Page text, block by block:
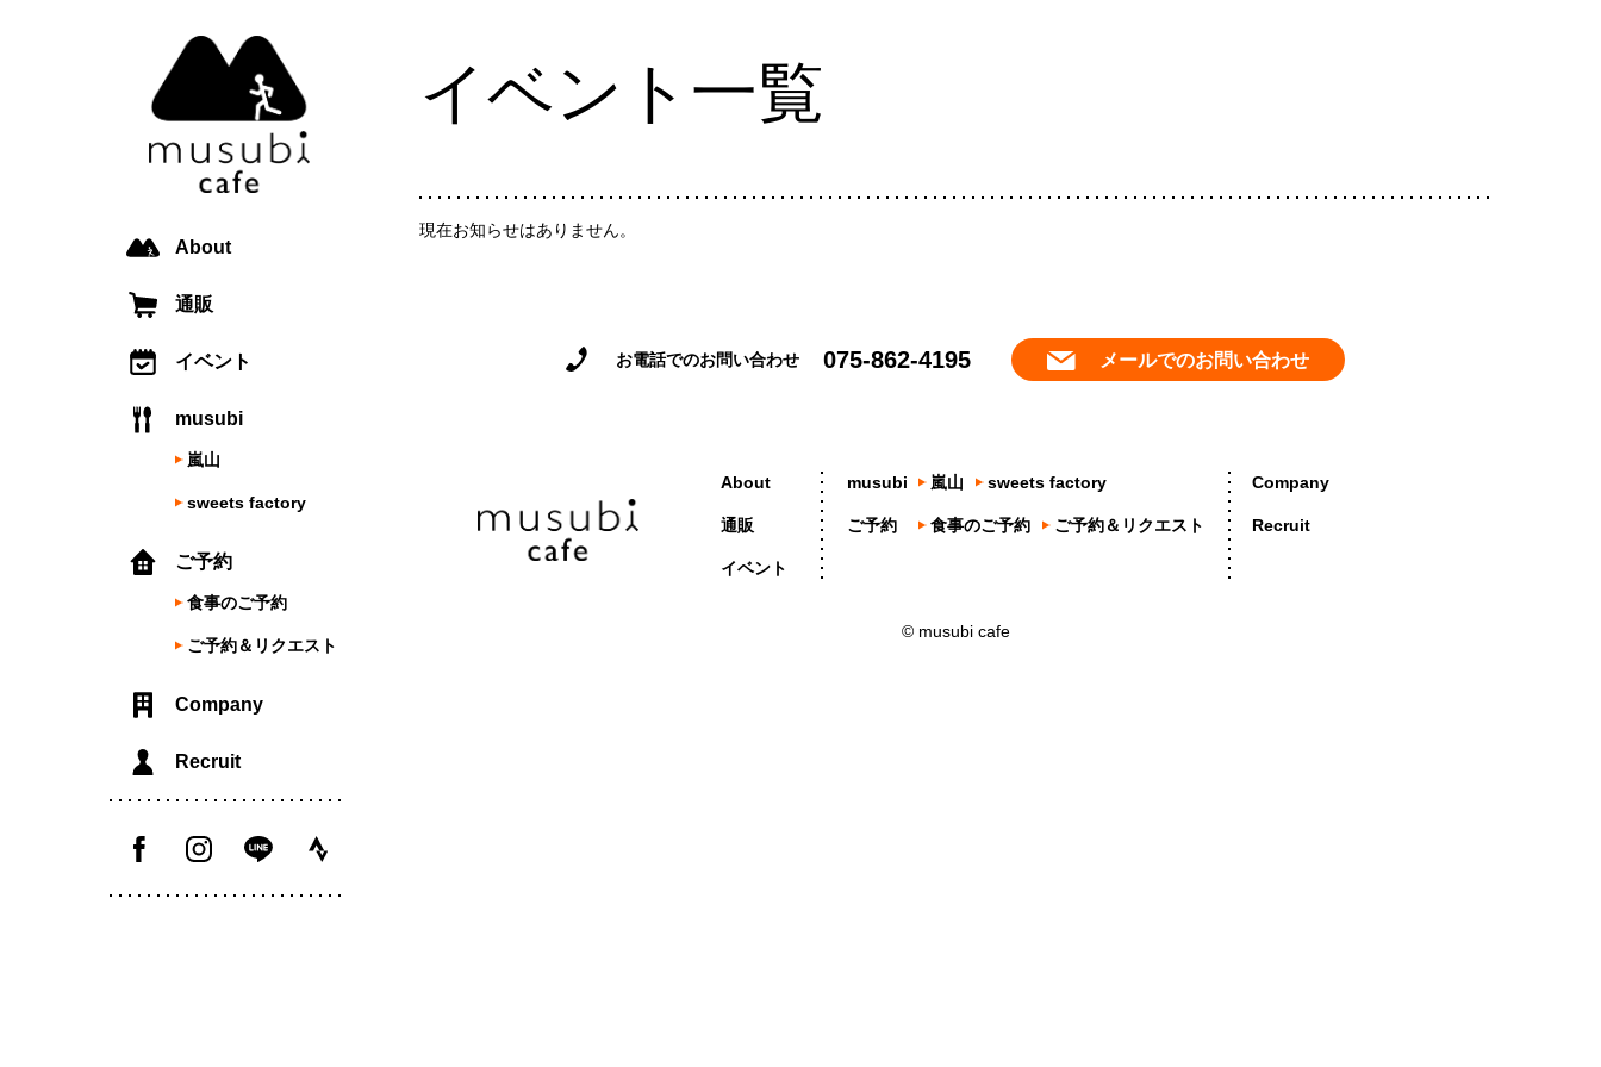
About
通販
イベント
musubi
嵐山
sweets factory
ご予約
食事のご予約
ご予約＆リクエスト
Company
Recruit
イベント一覧
現在お知らせはありません。
お電話でのお問い合わせ 075-862-4195 メールでのお問い合わせ
About
通販
イベント
musubi 嵐山 sweets factory
ご予約 食事のご予約 ご予約＆リクエスト
Company
Recruit
© musubi cafe